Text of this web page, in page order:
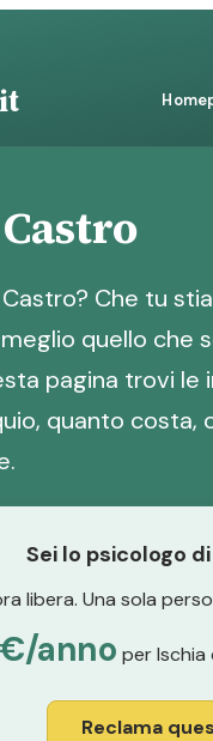
Che tu
quello che
pagina trovi le
quanto costa,
Sei lo psicologo
libera. Una sola
anno per
Reclama